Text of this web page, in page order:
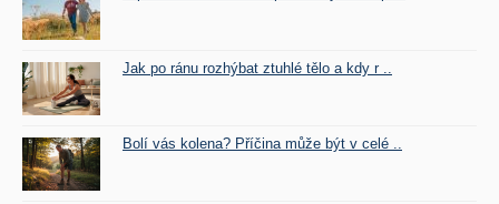
Jak po ránu rozhýbat ztuhlé tělo a kdy r ..
Bolí vás kolena? Příčina může být v celé ..